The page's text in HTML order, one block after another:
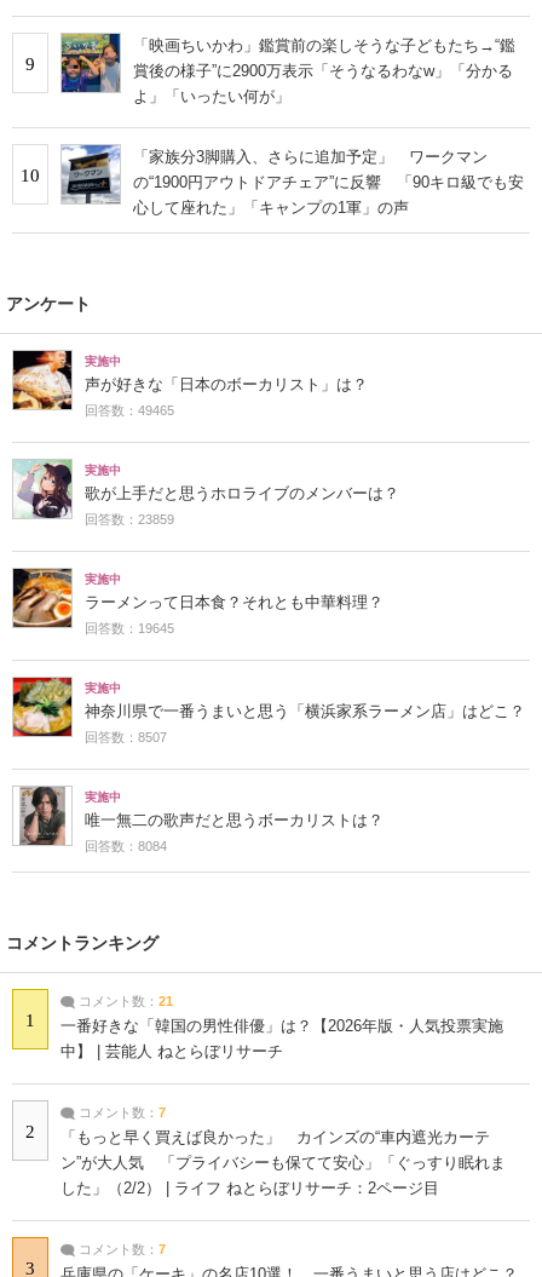
9
「映画ちいかわ」鑑賞前の楽しそうな子どもたち→“鑑
賞後の様子”に2900万表示「そうなるわなw」「分かる
よ」「いったい何が」
10
「家族分3脚購入、さらに追加予定」 ワークマン
の“1900円アウトドアチェア”に反響 「90キロ級でも安
心して座れた」「キャンプの1軍」の声
アンケート
実施中
声が好きな「日本のボーカリスト」は？
回答数：49465
実施中
歌が上手だと思うホロライブのメンバーは？
回答数：23859
実施中
ラーメンって日本食？それとも中華料理？
回答数：19645
実施中
神奈川県で一番うまいと思う「横浜家系ラーメン店」はどこ？
回答数：8507
実施中
唯一無二の歌声だと思うボーカリストは？
回答数：8084
コメントランキング
1
コメント数： 21
一番好きな「韓国の男性俳優」は？【2026年版・人気投票実施
中】 | 芸能人 ねとらぼリサーチ
2
コメント数： 7
「もっと早く買えば良かった」 カインズの“車内遮光カーテ
ン”が大人気 「プライバシーも保てて安心」「ぐっすり眠れま
した」（2/2） | ライフ ねとらぼリサーチ：2ページ目
3
コメント数： 7